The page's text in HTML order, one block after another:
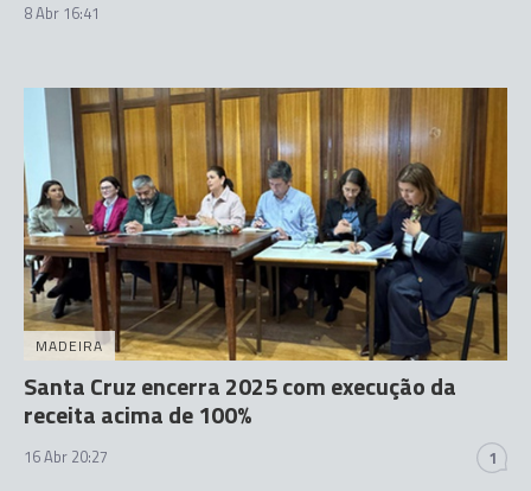
8 Abr 16:41
MADEIRA
Santa Cruz encerra 2025 com execução da
receita acima de 100%
16 Abr 20:27 1